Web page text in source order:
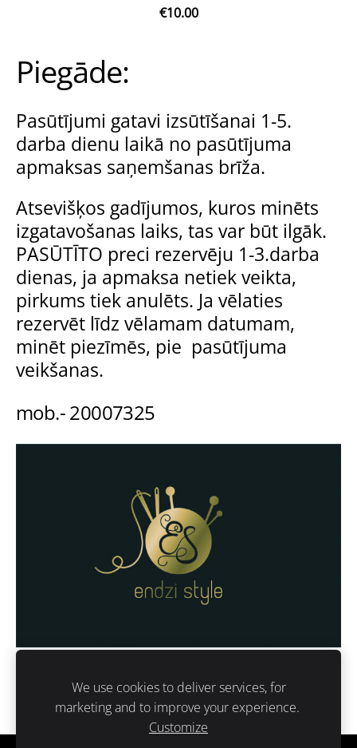
Piegāde:
Pasūtījumi gatavi izsūtīšanai 1-5.
darba dienu laikā no pasūtījuma
apmaksas saņemšanas brīža.
Atsevišķos gadījumos, kuros minēts
izgatavošanas laiks, tas var būt ilgāk.
PASŪTĪTO preci rezervēju 1-3.darba
dienas, ja apmaksa netiek veikta,
pirkums tiek anulēts. Ja vēlaties
rezervēt līdz vēlamam datumam,
minēt piezīmēs, pie pasūtījuma
veikšanas.
mob.- 20007325
€10.00
We use cookies to deliver services, for
marketing and to improve your experience.
Customize